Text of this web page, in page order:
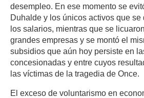
desempleo. En ese momento se
Duhalde y los únicos activos que se
los salarios, mientras que se
grandes empresas y se montó el
subsidios que aún hoy persiste en
concesionadas y entre cuyos
las víctimas de la tragedia de Once.
El exceso de voluntarismo en